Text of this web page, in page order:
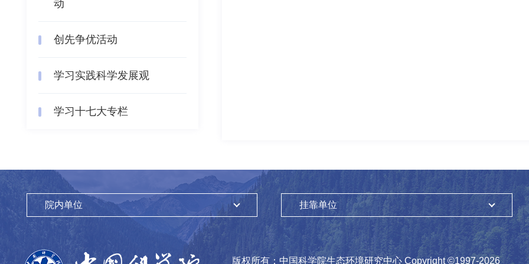
动
创先争优活动
学习实践科学发展观
学习十七大专栏
院内单位 挂靠单位
版权所有： 中国科学院生态环境研究中心 Copyright ©1997-2026